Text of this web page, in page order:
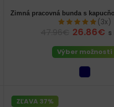
48 (M) pánske 52 (L) pánske
Zimná pracovná bunda s
(3x)
26.86€ s
Výber možností
ZĽAVA 37%